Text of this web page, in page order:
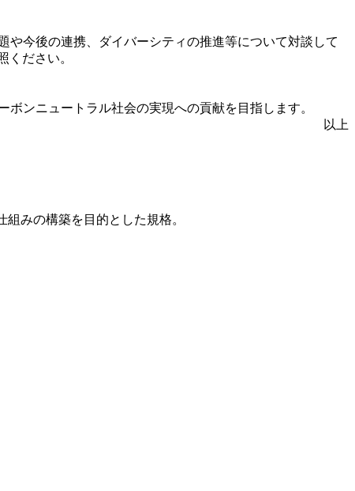
今後の連携、ダイバーシティの推進等について対談して
ください。
ンニュートラル社会の実現への貢献を目指します。
以上
みの構築を目的とした規格。